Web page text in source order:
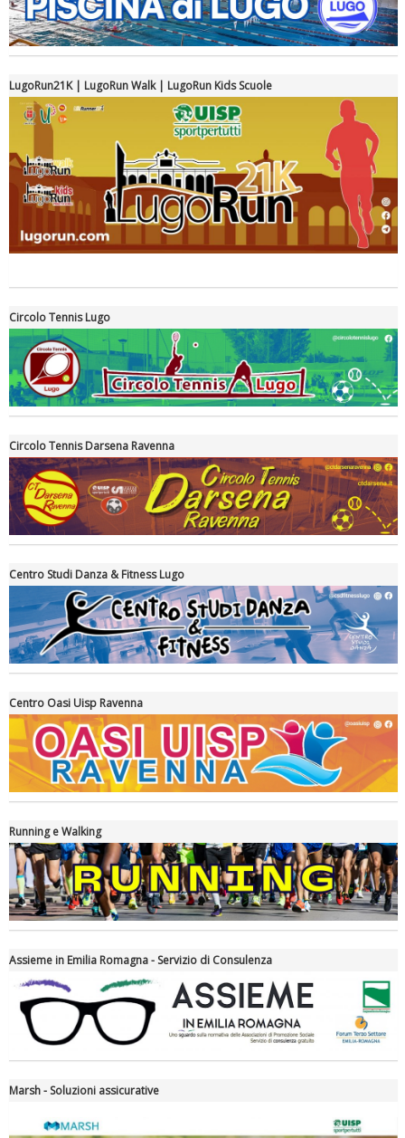
Tiziano Pesce a Radio InBlu2000 traccia il bilancio della stagione
Ddl Lobby, Uisp: “Il Parlamento valorizzi le nostre specificità"
La formazione Uisp rallenta ma prosegue anche in estate
Tiziano Pesce nel Cda di Fondazione Terzjus: prima riunione a
Roma
LugoRun21K | LugoRun Walk | LugoRun Kids Scuole
Circolo Tennis Lugo
Circolo Tennis Darsena Ravenna
Centro Studi Danza & Fitness Lugo
Centro Oasi Uisp Ravenna
Running e Walking
Assieme in Emilia Romagna - Servizio di Consulenza
Marsh - Soluzioni assicurative